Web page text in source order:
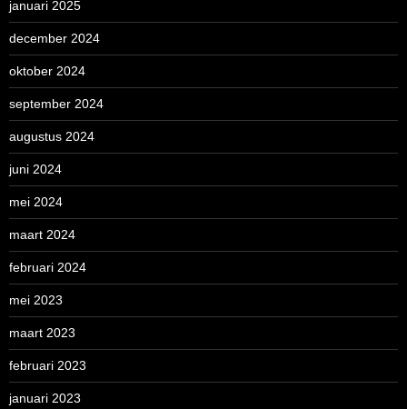
januari 2025
december 2024
oktober 2024
september 2024
augustus 2024
juni 2024
mei 2024
maart 2024
februari 2024
mei 2023
maart 2023
februari 2023
januari 2023